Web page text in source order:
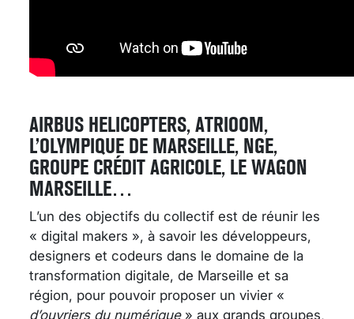
AIRBUS HELICOPTERS, ATRIOOM,
L’OLYMPIQUE DE MARSEILLE, NGE,
GROUPE CRÉDIT AGRICOLE, LE WAGON
MARSEILLE…
L’un des objectifs du collectif est de réunir les
« digital makers », à savoir les développeurs,
designers et codeurs dans le domaine de la
transformation digitale, de Marseille et sa
région, pour pouvoir proposer un vivier «
d’ouvriers du numérique» aux grands groupes,